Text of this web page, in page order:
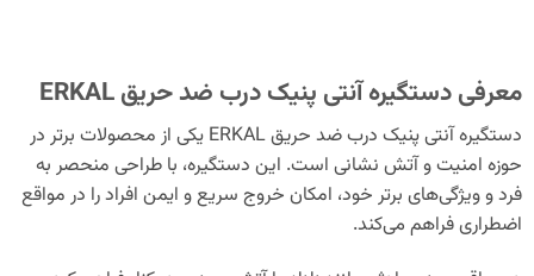
معرفی دستگیره آنتی پنیک درب ضد حریق ERKAL
دستگیره آنتی پنیک درب ضد حریق ERKAL یکی از محصولات برتر در
حوزه امنیت و آتش نشانی است. این دستگیره، با طراحی منحصر به
فرد و ویژگی‌های برتر خود، امکان خروج سریع و ایمن افراد را در مواقع
اضطراری فراهم می‌کند.